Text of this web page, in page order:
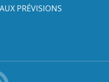
PRÉVISIONS